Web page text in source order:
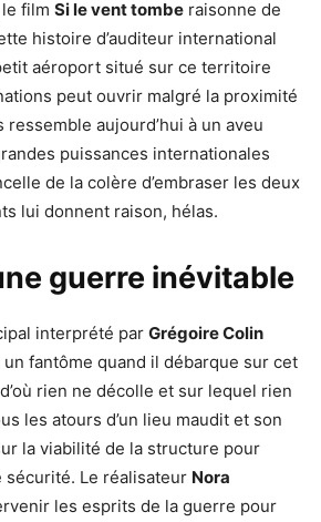
film Si le vent tombe raisonne de
histoire d’auditeur international
aéroport situé sur ce territoire
peut ouvrir malgré la proximité
aujourd’hui à un aveu
puissances internationales
de la colère d’embraser les deux
lui donnent raison, hélas.
guerre inévitable
interprété par Grégoire Colin
un fantôme quand il débarque sur cet
rien ne décolle et sur lequel rien
les atours d’un lieu maudit et son
la viabilité de la structure pour
Le réalisateur Nora
les esprits de la guerre pour